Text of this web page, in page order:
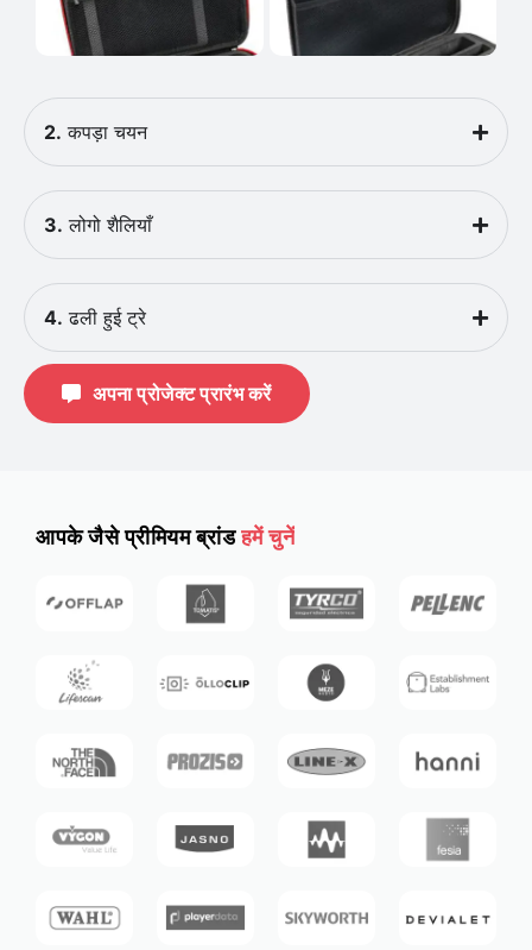
2. कपड़ा चयन
3. लोगो शैलियाँ
4. ढली हुई ट्रे
अपना प्रोजेक्ट प्रारंभ करें
आपके जैसे प्रीमियम ब्रांड हमें चुनें